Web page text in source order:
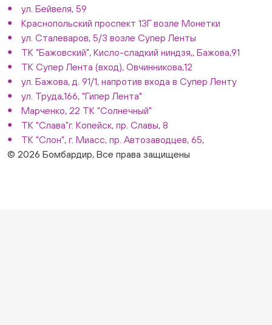
ул. Бейвеля, 59
Краснопольский проспект 13Г возле Монетки
ул. Сталеваров, 5/3 возле Супер Ленты
ТК "Бажовский", Кисло-сладкий ниндзя,, Бажова,91
ТК Супер Лента (вход), Овчинникова,12
ул. Бажова, д. 91/1, напротив входа в Супер Ленту
ул. Труда,166, "Гипер Лента"
Марченко, 22 ТК "Солнечный"
ТК "Слава"г. Копейск, пр. Славы, 8
ТК "Слон", г. Миасс, пр. Автозаводцев, 65,
© 2026 Бомбардир, Все права защищены